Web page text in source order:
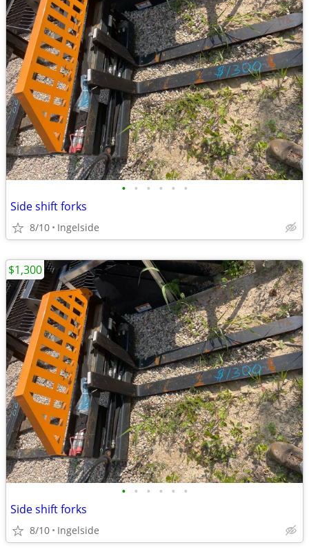
• • • • • •
Side shift forks
8/10 Ingelside
• • • • • •
Side shift forks
8/10 Ingelside
$1,300